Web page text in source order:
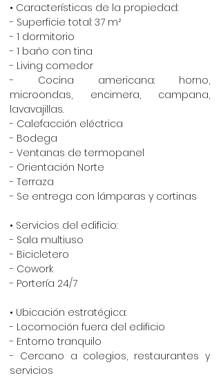
• Características de la propiedad:
- Superficie total: 37 m²
- 1 dormitorio
- 1 baño con tina
- Living comedor
- Cocina americana: horno,
microondas, encimera, campana,
lavavajillas.
- Calefacción eléctrica
- Bodega
- Ventanas de termopanel
- Orientación Norte
- Terraza
- Se entrega con lámparas y cortinas
• Servicios del edificio:
- Sala multiuso
- Bicicletero
- Cowork
- Portería 24/7
• Ubicación estratégica:
- Locomoción fuera del edificio
- Entorno tranquilo
- Cercano a colegios, restaurantes y
servicios